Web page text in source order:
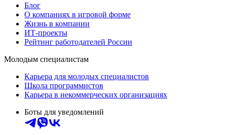
Блог
О компаниях в игровой форме
Жизнь в компании
ИТ-проекты
Рейтинг работодателей России
Молодым специалистам
Карьера для молодых специалистов
Школа программистов
Карьера в некоммерческих организациях
Боты для уведомлений